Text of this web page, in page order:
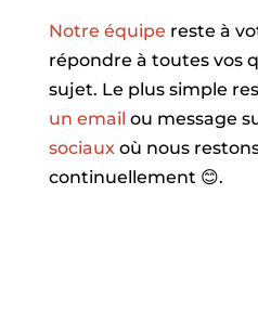
Notre équipe reste à
répondre à toutes vos
sujet. Le plus simple
un email ou message
sociauxoù nous
continuellement 😊.